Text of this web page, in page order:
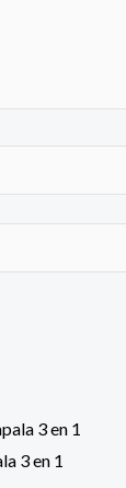
3 en 1